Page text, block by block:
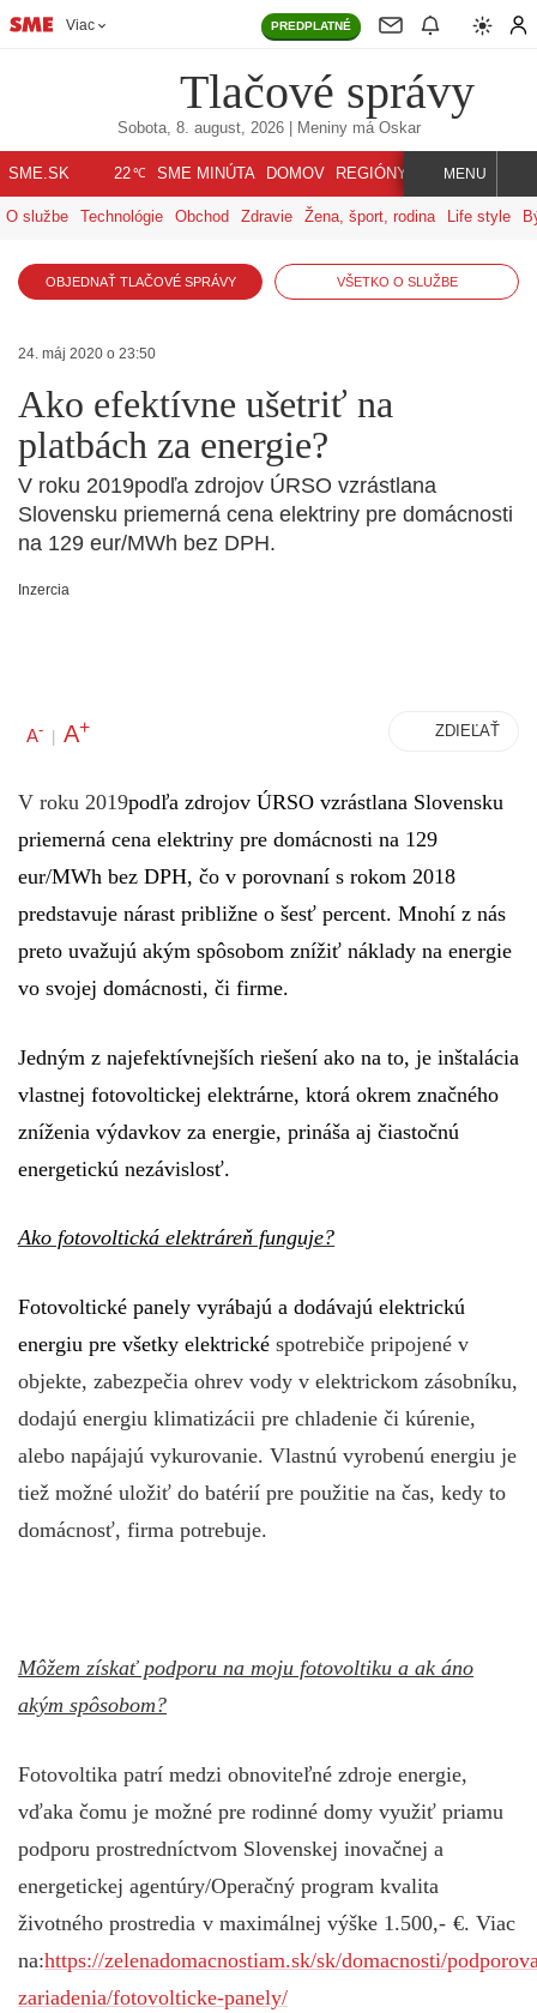
Viac PREDPLATNÉ
Tlačové správy
Sobota, 8. august, 2026| Meniny má Oskar
SME.SK 22℃ SME MINÚTA DOMOV REGIÓNY INDEX SVET
MENU
O službe Technológie Obchod Zdravie Žena, šport, rodina Life style
OBJEDNAŤ TLAČOVÉ SPRÁVY VŠETKO O SLUŽBE
24. máj 2020 o 23:50
Ako efektívne ušetriť na
platbách za energie?
V roku 2019podľa zdrojov ÚRSO vzrástlana
Slovensku priemerná cena elektriny pre domácnosti
na 129 eur/MWh bez DPH.
Inzercia
A- | A+ ZDIEĽAŤ
V roku 2019podľa zdrojov ÚRSO vzrástlana Slovensku
priemerná cena elektriny pre domácnosti na 129
eur/MWh bez DPH, čo v porovnaní s rokom 2018
predstavuje nárast približne o šesť percent. Mnohí z nás
preto uvažujú akým spôsobom znížiť náklady na energie
vo svojej domácnosti, či firme.
Jedným z najefektívnejších riešení ako na to, je inštalácia
vlastnej fotovoltickej elektrárne, ktorá okrem značného
zníženia výdavkov za energie, prináša aj čiastočnú
energetickú nezávislosť.
Ako fotovoltická elektráreň funguje?
Fotovoltické panely vyrábajú a dodávajú elektrickú
energiu pre všetky elektrické spotrebiče pripojené v
objekte, zabezpečia ohrev vody v elektrickom zásobníku,
dodajú energiu klimatizácii pre chladenie či kúrenie,
alebo napájajú vykurovanie. Vlastnú vyrobenú energiu je
tiež možné uložiť do batérií pre použitie na čas, kedy to
domácnosť, firma potrebuje.
Môžem získať podporu na moju fotovoltiku a ak áno
akým spôsobom?
Fotovoltika patrí medzi obnoviteľné zdroje energie,
vďaka čomu je možné pre rodinné domy využiť priamu
podporu prostredníctvom Slovenskej inovačnej a
energetickej agentúry/Operačný program kvalita
životného prostredia v maximálnej výške 1.500,- €. Viac
na:https://zelenadomacnostiam.sk/sk/domacnosti/
zariadenia/fotovolticke-panely/